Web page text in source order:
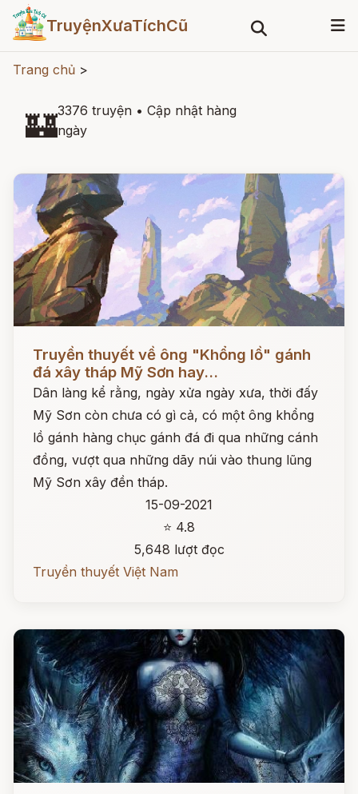
TruyệnXưaTíchCũ
Trang chủ >
🏰3376 truyện • Cập nhật hàng
ngày
Đọc ngay
Truyền thuyết về ông "Khổng lồ" gánh
đá xây tháp Mỹ Sơn hay...
Dân làng kể rằng, ngày xửa ngày xưa, thời đấy
Mỹ Sơn còn chưa có gì cả, có một ông khổng
lồ gánh hàng chục gánh đá đi qua những cánh
đồng, vượt qua những dãy núi vào thung lũng
Mỹ Sơn xây đền tháp.
15-09-2021
⭐ 4.8
5,648 lượt đọc
Truyền thuyết Việt Nam